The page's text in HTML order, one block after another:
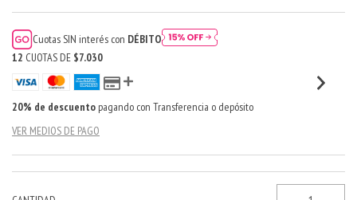
Cuotas SIN interés con DÉBITO
12 CUOTAS DE $7.030
20% de descuento pagando con Transferencia o depósito
VER MEDIOS DE PAGO